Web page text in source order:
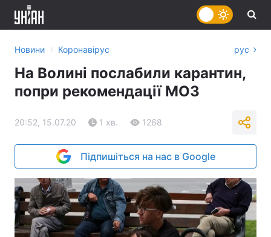
Новини › Коронавірус рус
На Волині послабили карантин,
попри рекомендації МОЗ
20:52, 15.07.20 1 хв. 1268
Підпишіться на нас в Google